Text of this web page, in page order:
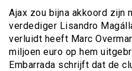
Ajax zou bijna akkoord zijn
verdediger Lisandro
verluidt heeft Marc
miljoen euro op hem
Embarrada schrijft dat de